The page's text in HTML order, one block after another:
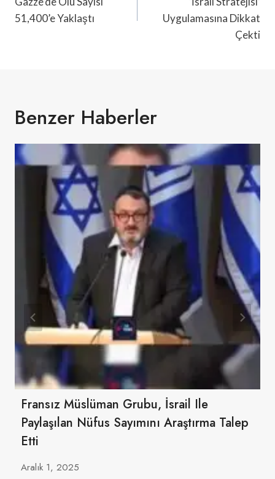
51,400’e Yaklaştı
Uygulamasına Dikkat
Çekti
Benzer Haberler
Fransız Müslüman Grubu, İsrail Ile
Paylaşılan Nüfus Sayımını Araştırma Talep
Etti
Aralık 1, 2025